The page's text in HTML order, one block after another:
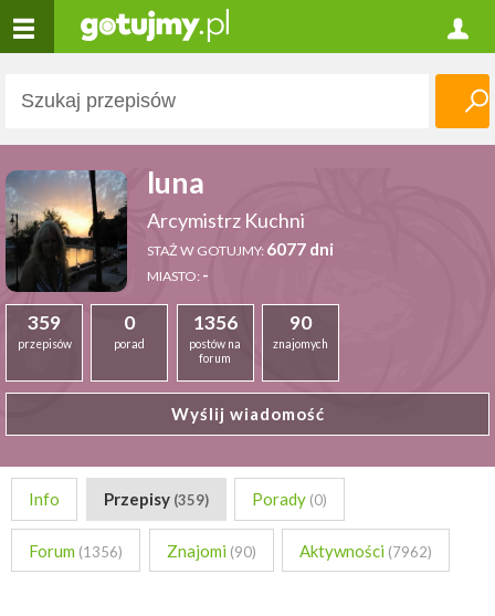
luna
Arcymistrz Kuchni
STAŻ W GOTUJMY: 6077 dni
MIASTO: -
359
przepisów
0
porad
1356
postów na
forum
90
znajomych
Wyślij wiadomość
Info Przepisy (359) Porady (0)
Forum (1356) Znajomi (90) Aktywności (7962)